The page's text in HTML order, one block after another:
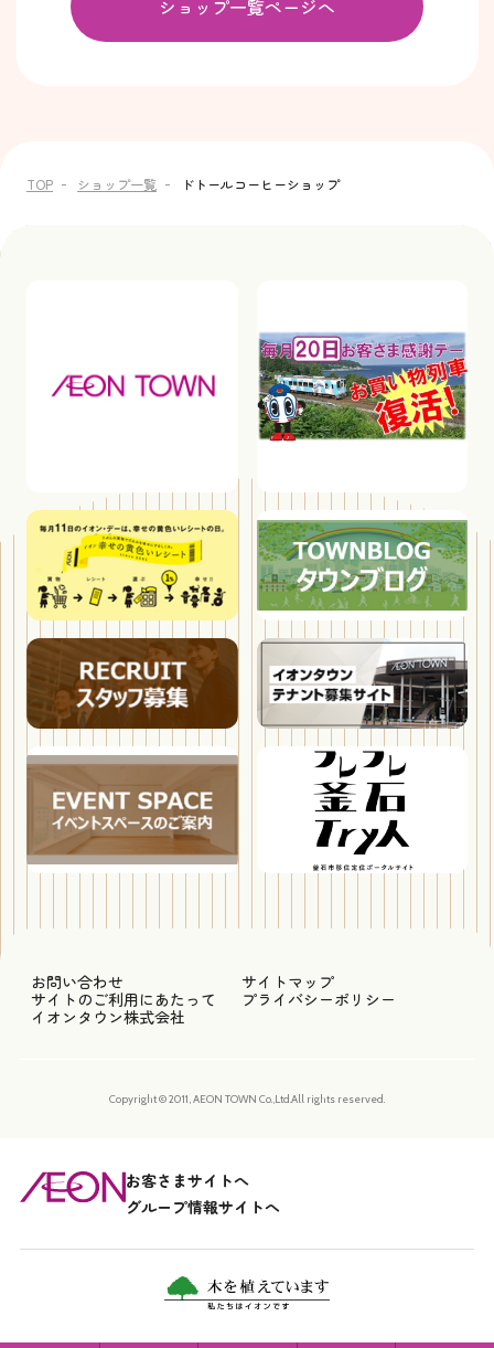
ショップ一覧ページへ
TOP ショップ一覧 ドトールコーヒーショップ
お問い合わせ
サイトマップ
サイトのご利用にあたって
プライバシーポリシー
イオンタウン株式会社
Copyright © 2011, AEON TOWN Co.,Ltd.All rights reserved.
お客さまサイトへ
グループ情報サイトへ